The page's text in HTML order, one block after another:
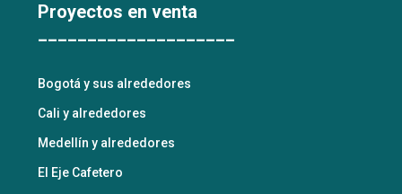
Proyectos en venta
____________________
Bogotá y sus alrededores
Cali y alrededores
Medellín y alrededores
El Eje Cafetero